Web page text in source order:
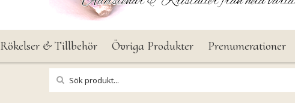
Rökelser & Tillbehör Övriga Produkter Prenumerationer